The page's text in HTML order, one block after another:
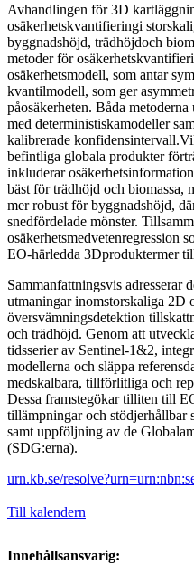
Avhandlingen för 3D
osäkerhetskvantifieringi
byggnadshöjd, trädhöjdoch
metoder för
osäkerhetsmodell, som antar
kvantilmodell, som ger
påosäkerheten. Båda
med deterministiskamodeller
kalibrerade
befintliga globala produkter
inkluderar
bäst för trädhöjd och biomassa,
mer robust för byggnadshöjd,
snedfördelade mönster.
osäkerhetsmedvetenregression
EO-härledda 3Dproduktermer
Sammanfattningsvis adresserar
utmaningar inomstorskaliga 2D
översvämningsdetektion
och trädhöjd. Genom att
tidsserier av Sentinel-1&2,
modellerna och släppa
medskalbara, tillförlitliga och
Dessa framstegökar tilliten till
tillämpningar och stödjerhållbar
samt uppföljning av de
(SDG:erna).
urn.kb.se/
Till kalendern
Innehållsansvarig: